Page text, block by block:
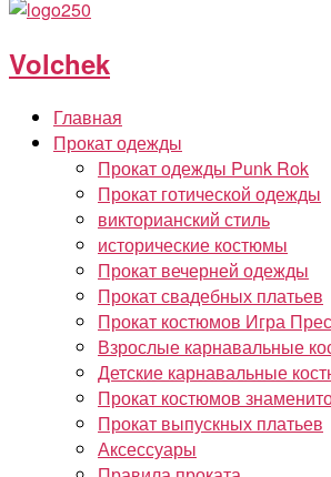
Volchek
Главная
Прокат одежды
Прокат одежды Punk Rok
Прокат готической одежды
викторианский стиль
исторические костюмы
Прокат вечерней одежды
Прокат свадебных платьев
Прокат костюмов Игра
Взрослые карнавальные
Детские карнавальные
Прокат костюмов
Прокат выпускных платьев
Аксессуары